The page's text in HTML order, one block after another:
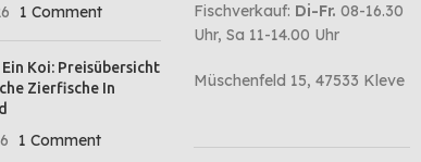
1 Comment
Koi: Preisübersicht
Zierfische In
1 Comment
Fischverkauf: Di-Fr. 08-16.30
Uhr, Sa 11-14.00 Uhr
Müschenfeld 15, 47533 Kleve